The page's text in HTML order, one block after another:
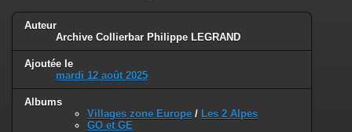
Auteur
Archive Collierbar Philippe LEGRAND
Ajoutée le
mardi 12 août 2025
Albums
Villages zone Europe / Les 2 Alpes
GO et GE